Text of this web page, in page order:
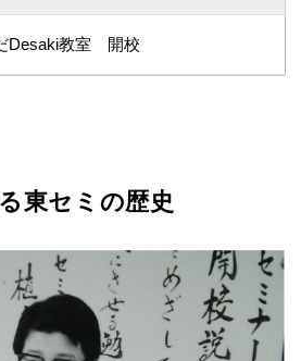
Desaki教室 開校
東セミの歴史